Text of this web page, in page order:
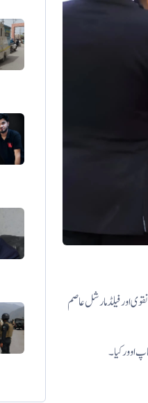
اور فیلڈ مارشل عاصم
اوور کیا۔